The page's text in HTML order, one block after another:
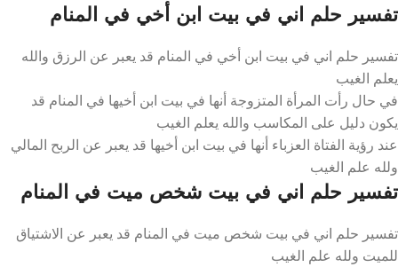
تفسير حلم اني في بيت ابن أخي في المنام
تفسير حلم اني في بيت ابن أخي في المنام قد يعبر عن الرزق والله
يعلم الغيب
في حال رأت المرأة المتزوجة أنها في بيت ابن أخيها في المنام قد
يكون دليل على المكاسب والله يعلم الغيب
عند رؤية الفتاة العزباء أنها في بيت ابن أخيها قد يعبر عن الربح المالي
ولله علم الغيب
تفسير حلم اني في بيت شخص ميت في المنام
تفسير حلم اني في بيت شخص ميت في المنام قد يعبر عن الاشتياق
للميت ولله علم الغيب